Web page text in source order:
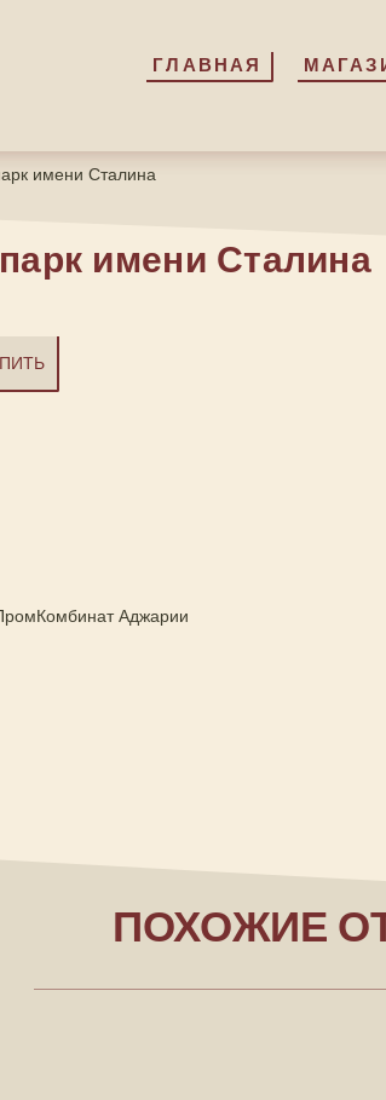
ГЛАВНАЯ
ГЛАВНАЯ
имени Сталина
имени Сталина
Аджарии
ПОХОЖИЕ